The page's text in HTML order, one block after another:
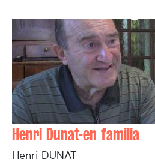
Henri Dunat-en familia
Henri DUNAT